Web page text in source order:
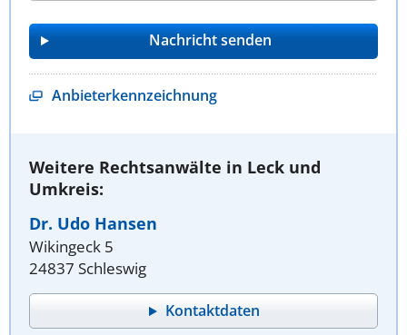
Anbieterkennzeichnung
Weitere Rechtsanwälte in Leck und
Umkreis:
Dr. Udo Hansen
Wikingeck 5
24837 Schleswig
Kontaktdaten